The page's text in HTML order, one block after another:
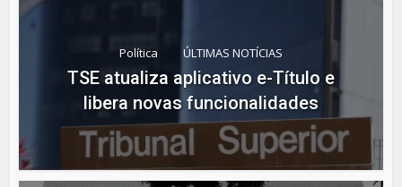
Política ÚLTIMAS NOTÍCIAS
TSE atualiza aplicativo e-Título e
libera novas funcionalidades